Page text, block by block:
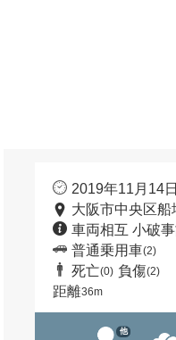
2019年11月14
大阪市中央区
車両相互 小破
普通乗用車(2)
死亡(0) 負傷(2)
距離36m
他